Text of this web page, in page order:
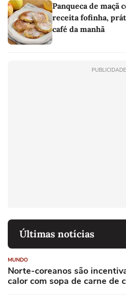
Panqueca de maçã
receita fofinha,
café da manhã
PUBLICIDADE
Últimas notícias
MUNDO
Norte-coreanos são
calor com sopa de carne de